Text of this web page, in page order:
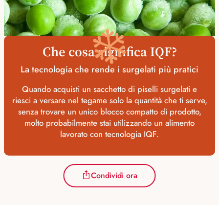
❄️
Che cosa significa IQF?
La tecnologia che rende i surgelati più pratici
Quando acquisti un sacchetto di piselli surgelati e
riesci a versare nel tegame solo la quantità che ti serve,
senza trovare un unico blocco compatto di prodotto,
molto probabilmente stai utilizzando un alimento
lavorato con tecnologia IQF.
Condividi ora